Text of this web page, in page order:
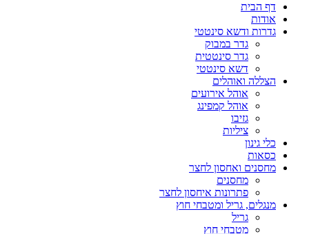
דף הבית
אודות
גדרות ודשא סינטטי
גדר במבוק
גדר סינטטית
דשא סינטטי
הצללה ואוהלים
אוהל אירועים
אוהל קמפינג
גזיבו
ציליות
כלי גינון
כסאות
מחסנים ואחסון לחצר
מחסנים
פתרונות איחסון לחצר
מנגלים, גריל ומטבחי חוץ
גריל
מטבחי חוץ